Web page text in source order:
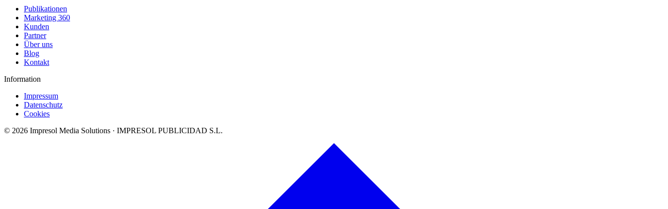
Publikationen
Marketing 360
Kunden
Partner
Über uns
Blog
Kontakt
Information
Impressum
Datenschutz
Cookies
© 2026 Impresol Media Solutions · IMPRESOL PUBLICIDAD S.L.